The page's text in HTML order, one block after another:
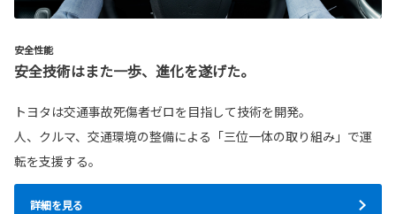
安全性能
安全技術はまた一歩、進化を遂げた。
トヨタは交通事故死傷者ゼロを目指して技術を開発。
人、クルマ、交通環境の整備による「三位一体の取り組み」で運
転を支援する。
詳細を見る